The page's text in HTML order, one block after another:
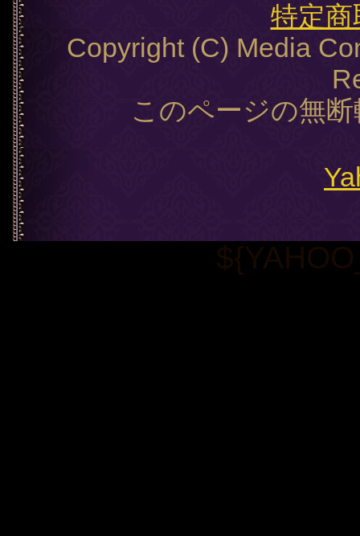
特定
Copyright (C) Media
このページの無